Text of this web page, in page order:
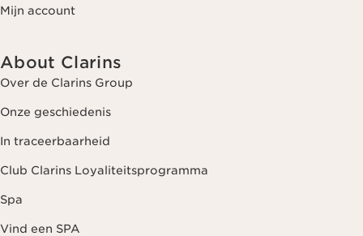
Mijn account
About Clarins
Over de Clarins Group
Onze geschiedenis
In traceerbaarheid
Club Clarins Loyaliteitsprogramma
Spa
Vind een SPA